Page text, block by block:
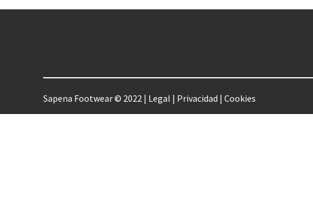
Sapena Footwear © 2022 | Legal | Privacidad | Cookies